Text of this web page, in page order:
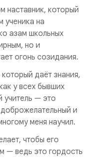
наставник, который
ученика на
азам школьных
но и
огонь созидания.
даёт знания,
у всех бывших
учитель — это
и
меня научил.
чтобы его
— ведь это гордость